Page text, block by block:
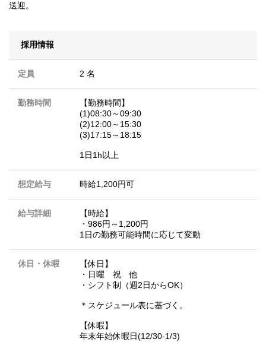
送迎。
採用情報
定員 2 名
勤務時間
【勤務時間】
(1)08:30～09:30
(2)12:00～15:30
(3)17:15～18:15
1日1h以上
想定給与 時給1,200円可
給与詳細
【時給】
・986円～1,200円
1日の勤務可能時間に応じて変動
休日・休暇
【休日】
・日曜 祝 他
・シフト制（週2日からOK）
＊スケジュール表に基づく。
【休暇】
年末年始休暇日(12/30-1/3)